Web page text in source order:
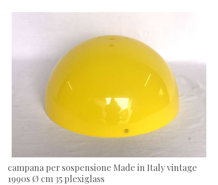
campana per sospensione Made in Italy vintage
1990s Ø cm 35 plexiglass